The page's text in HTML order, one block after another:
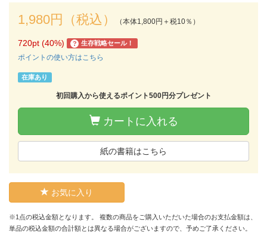
1,980円（税込） （本体1,800円＋税10％）
720pt (40%) ? 生存戦略セール！
ポイントの使い方はこちら
在庫あり
初回購入から使えるポイント500円分プレゼント
カートに入れる
紙の書籍はこちら
お気に入り
※1点の税込金額となります。 複数の商品をご購入いただいた場合のお支払金額は、
単品の税込金額の合計額とは異なる場合がございますので、予めご了承ください。